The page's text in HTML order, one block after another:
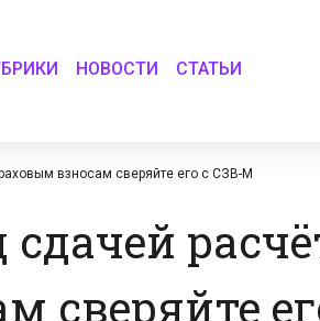
НОВОСТИ СТАТЬИ
взносам сверяйте его с СЗВ-М
сверяйте